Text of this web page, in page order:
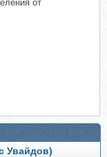
от
Увайдов)